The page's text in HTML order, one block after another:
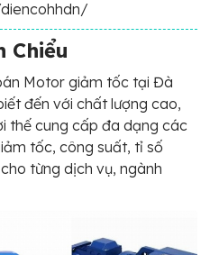
Chiểu
Motor giảm tốc tại Đà
đến với chất lượng cao,
thế cung cấp đa dạng các
tốc, công suất, tỉ số
từng dịch vụ, ngành